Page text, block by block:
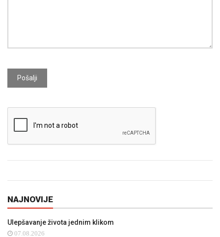
Pošalji
NAJNOVIJE
Ulepšavanje života jednim klikom
07.08.2026